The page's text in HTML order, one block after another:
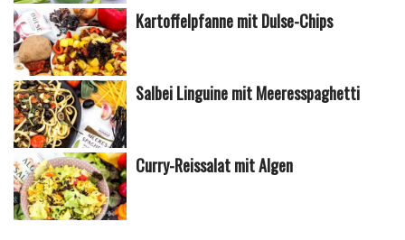
Kartoffelpfanne mit Dulse-Chips
Salbei Linguine mit Meeresspaghetti
Curry-Reissalat mit Algen